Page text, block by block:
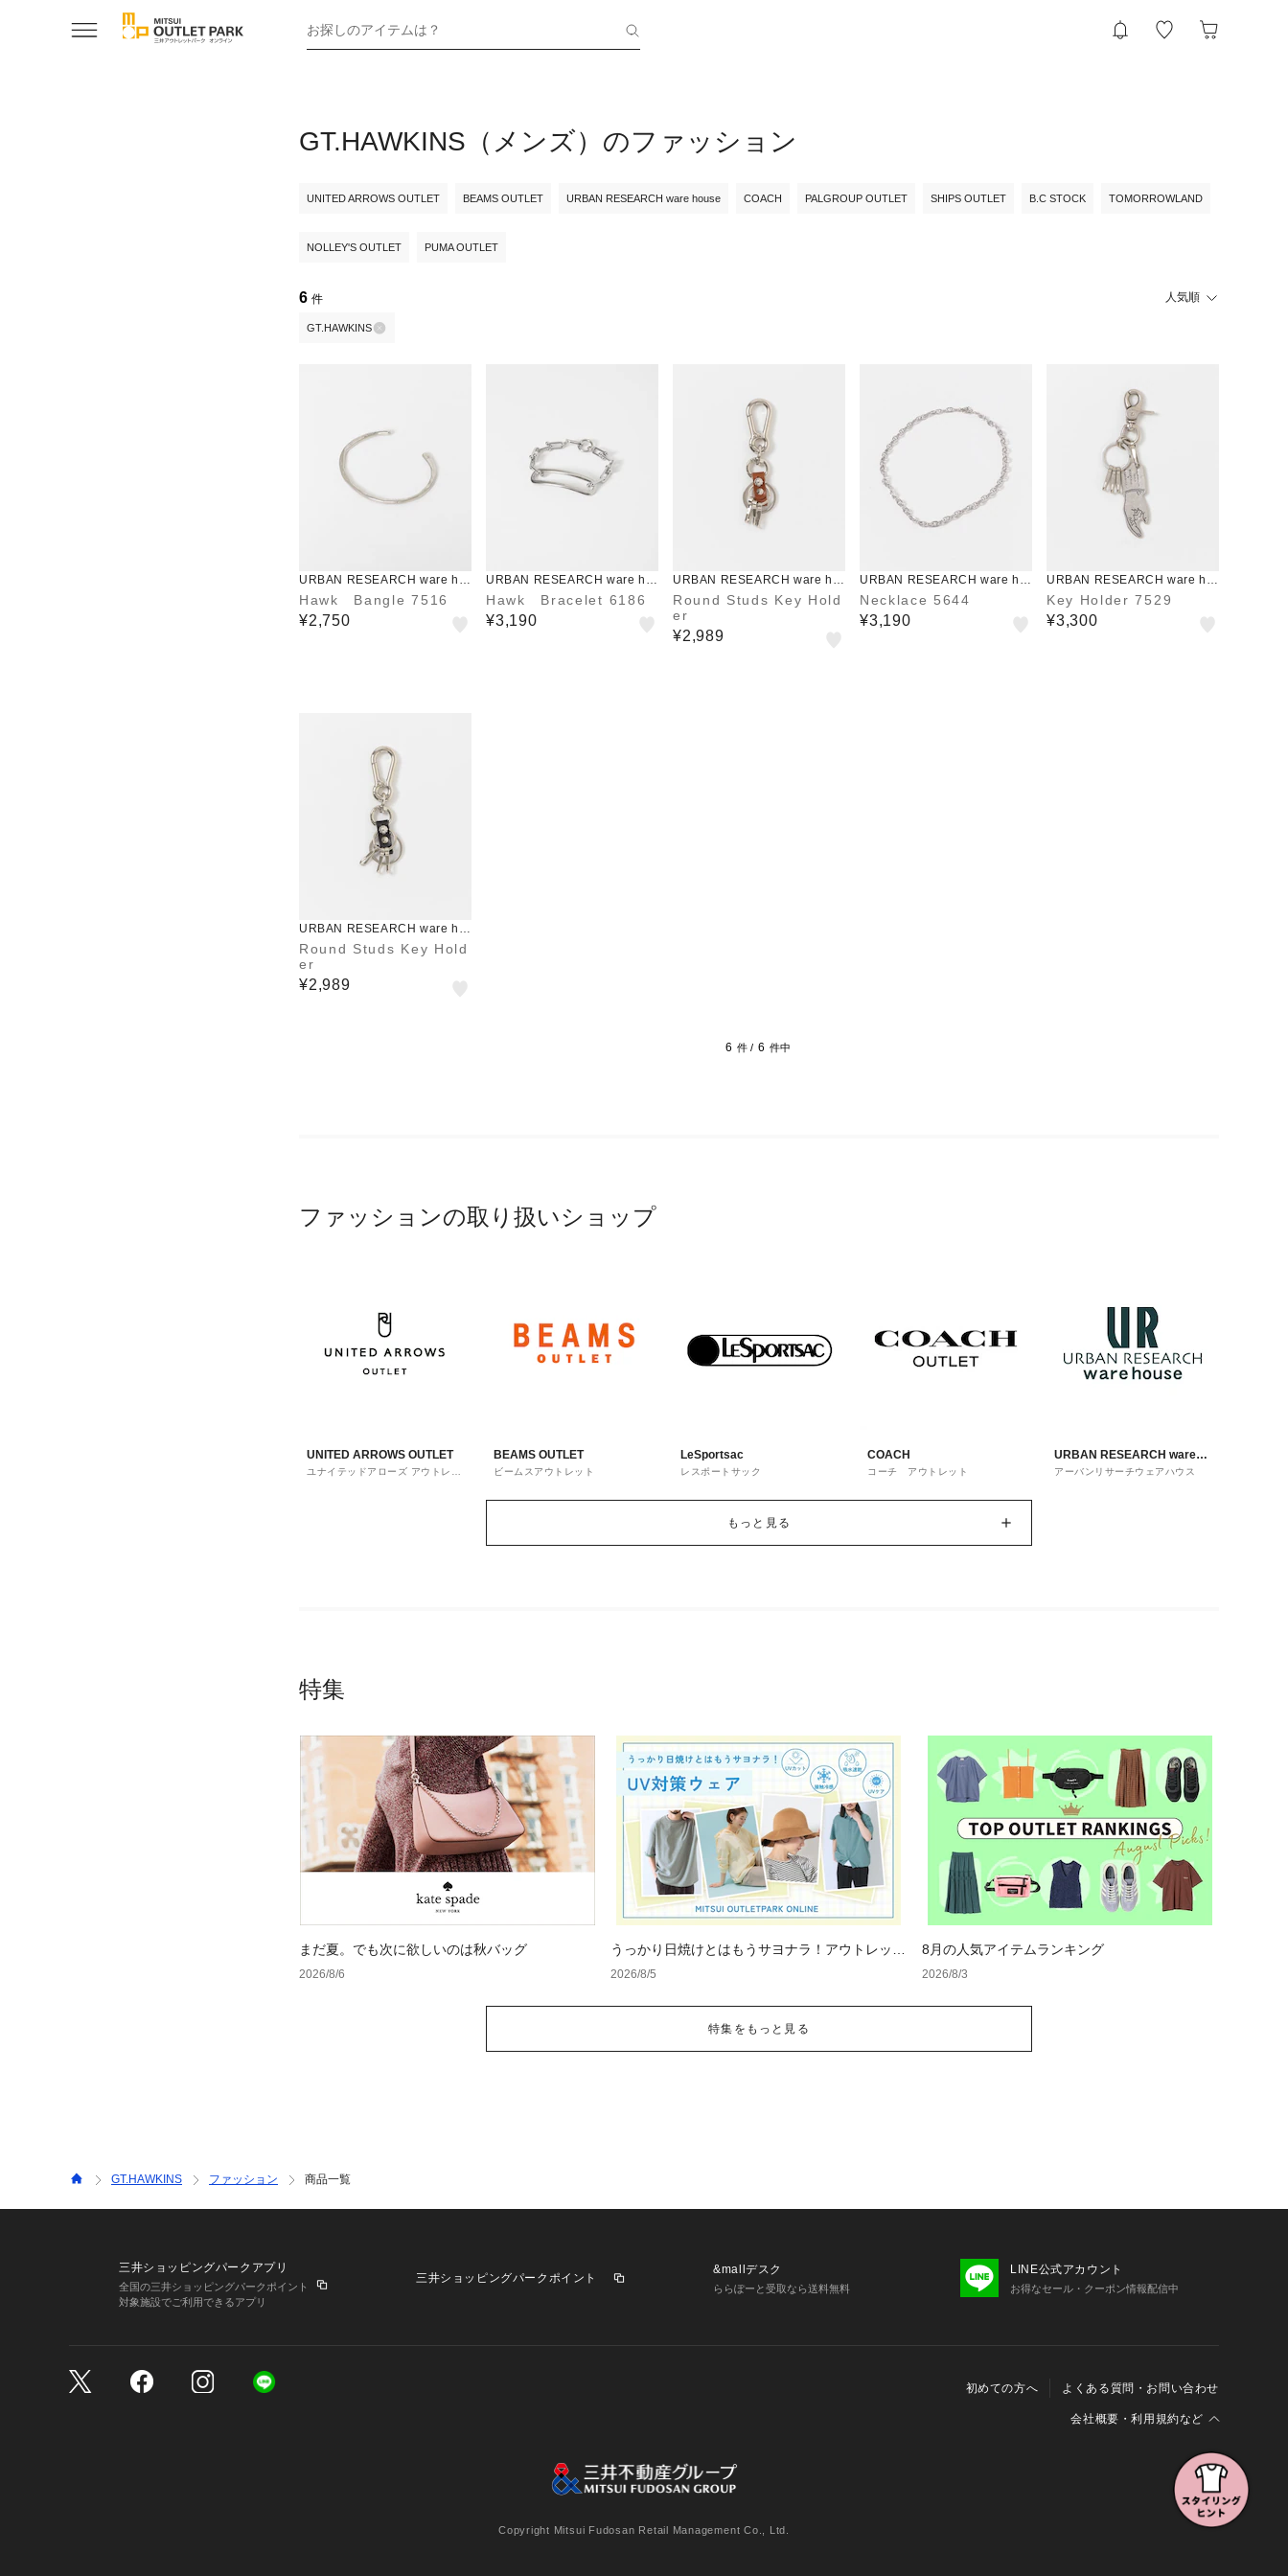
お探しのアイテムは？
GT.HAWKINS（メンズ）のファッション
UNITED ARROWS OUTLET BEAMS OUTLET URBAN RESEARCH ware house COACH PALGROUP OUTLET SHIPS OUTLET B.C STOCK TOMORROWLAND
NOLLEY'S OUTLET PUMA OUTLET
6 件 人気順
GT.HAWKINS
URBAN RESEARCH ware ho
use
Hawk Bangle 7516
¥2,750
URBAN RESEARCH ware ho
use
Hawk Bracelet 6186
¥3,190
URBAN RESEARCH ware ho
use
Round Studs Key Hold
er
¥2,989
URBAN RESEARCH ware ho
use
Necklace 5644
¥3,190
URBAN RESEARCH ware ho
use
Key Holder 7529
¥3,300
URBAN RESEARCH ware ho
use
Round Studs Key Hold
er
¥2,989
6 件 / 6 件中
ファッションの取り扱いショップ
UNITED ARROWS OUTLET
ユナイテッドアローズ アウトレッ
BEAMS OUTLET
ビームスアウトレット
LeSportsac
レスポートサック
COACH
コーチ アウトレット
URBAN RESEARCH ware
house
アーバンリサーチウェアハウス
もっと見る
特集
まだ夏。でも次に欲しいのは秋バッグ
2026/8/6
うっかり日焼けとはもうサヨナラ！アウトレット
で見つけるUV対策ウェア
2026/8/5
8月の人気アイテムランキング
2026/8/3
特集をもっと見る
GT.HAWKINS ファッション 商品一覧
三井ショッピングパークアプリ
全国の三井ショッピングパークポイント
対象施設でご利用できるアプリ
三井ショッピングパークポイント
&mallデスク
ららぽーと受取なら送料無料
LINE公式アカウント
お得なセール・クーポン情報配信中
初めての方へ よくある質問・お問い合わせ
会社概要・利用規約など
特定商取引に関する法律に基づく表示
個人情報保護方針 個人情報の取り扱いについて
Cookieおよびアクセスログについて
三井不動産グループ ソーシャルメディアガイドライン
Copyright Mitsui Fudosan Retail Management Co., Ltd.